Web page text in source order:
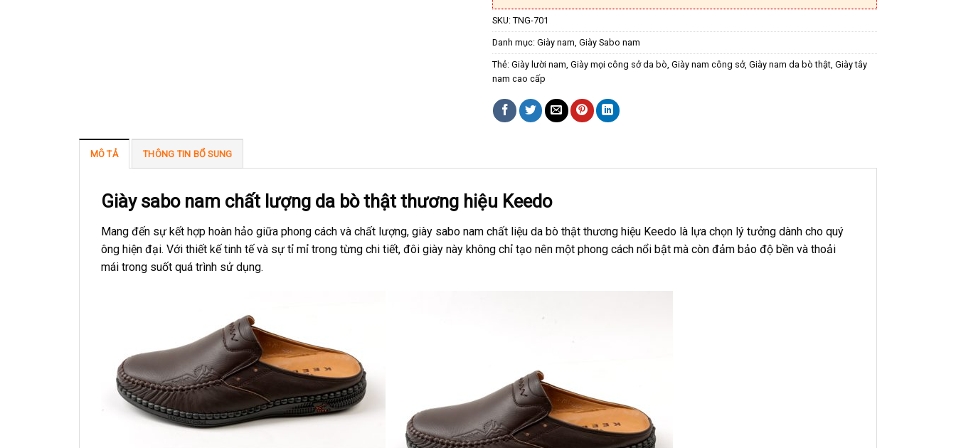
SKU: TNG-701
Danh mục: Giày nam, Giày Sabo nam
Thẻ: Giày lười nam, Giày mọi công sở da bò, Giày nam công sở, Giày nam da bò thật, Giày tây
nam cao cấp
MÔ TẢ THÔNG TIN BỔ SUNG
Giày sabo nam chất lượng da bò thật thương hiệu Keedo
Mang đến sự kết hợp hoàn hảo giữa phong cách và chất lượng, giày sabo nam chất liệu da bò thật thương hiệu Keedo là lựa chọn lý tưởng dành cho quý
ông hiện đại. Với thiết kế tinh tế và sự tỉ mỉ trong từng chi tiết, đôi giày này không chỉ tạo nên một phong cách nổi bật mà còn đảm bảo độ bền và thoải
mái trong suốt quá trình sử dụng.